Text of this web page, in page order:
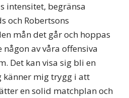
intensitet, begränsa
och Robertsons
mån det går och hoppas
av våra offensiva
Det kan visa sig bli en
känner mig trygg i att
en solid matchplan och